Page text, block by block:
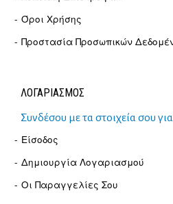
Όροι Χρήσης
Προστασία Προσωπικών
ΛΟΓΑΡΙΑΣΜΟΣ
Συνδέσου με τα στοιχεία σου
Είσοδος
Δημιουργία Λογαριασμού
Οι Παραγγελίες Σου